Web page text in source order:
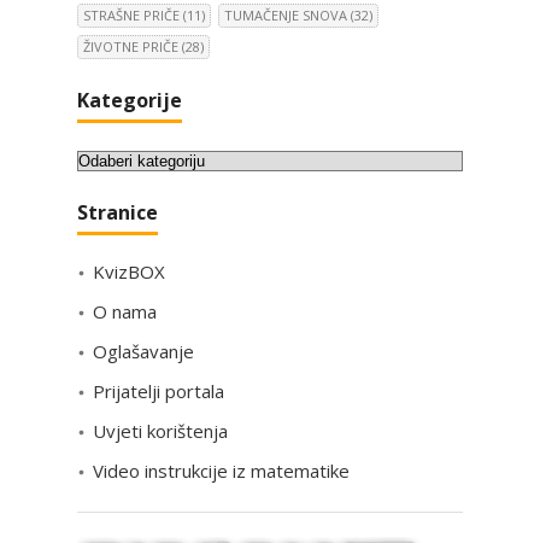
STRAŠNE PRIČE (11) TUMAČENJE SNOVA (32)
ŽIVOTNE PRIČE (28)
Kategorije
K
t
g
i
j
Stranice
KvizBOX
O nama
Oglašavanje
Prijatelji portala
Uvjeti korištenja
Video instrukcije iz matematike